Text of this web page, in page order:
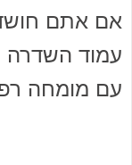
אם אתם
עמוד השדרה
עם מומחה